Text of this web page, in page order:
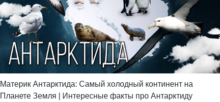
Материк Антарктида: Самый холодный континент на
Планете Земля | Интересные факты про Антарктиду